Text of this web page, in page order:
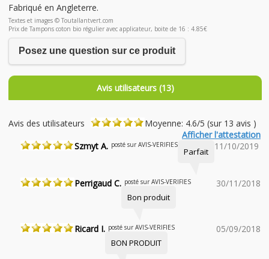
Fabriqué en Angleterre.
Textes et images © Toutallantvert.com
Prix de Tampons coton bio régulier avec applicateur, boite de 16 : 4.85€
Posez une question sur ce produit
Avis utilisateurs (13)
Avis des utilisateurs
Moyenne: 4.6/5 (sur 13 avis )
Afficher l'attestation
Szmyt A. posté sur AVIS-VERIFIES 11/10/2019
Parfait
Perrigaud C. posté sur AVIS-VERIFIES 30/11/2018
Bon produit
Ricard I. posté sur AVIS-VERIFIES 05/09/2018
BON PRODUIT